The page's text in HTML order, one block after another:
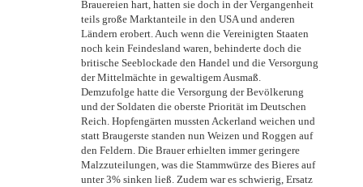
Brauereien hart, hatten sie doch in der Vergangenheit
teils große Marktanteile in den USA und anderen
Ländern erobert. Auch wenn die Vereinigten Staaten
noch kein Feindesland waren, behinderte doch die
britische Seeblockade den Handel und die Versorgung
der Mittelmächte in gewaltigem Ausmaß.
Demzufolge hatte die Versorgung der Bevölkerung
und der Soldaten die oberste Priorität im Deutschen
Reich. Hopfengärten mussten Ackerland weichen und
statt Braugerste standen nun Weizen und Roggen auf
den Feldern. Die Brauer erhielten immer geringere
Malzzuteilungen, was die Stammwürze des Bieres auf
unter 3% sinken ließ. Zudem war es schwierig, Ersatz